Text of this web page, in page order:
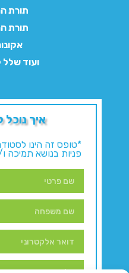
תורת
תורת
ועוד שלל
איך
*טופס זה הינו
פניות בנושא תמיכה ו/